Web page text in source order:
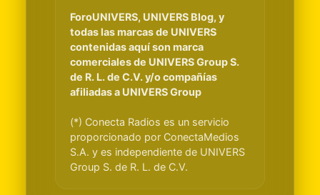
ForoUNIVERS, UNIVERS Blog, y
todas las marcas de UNIVERS
contenidas aquí son marca
comerciales de UNIVERS Group S.
de R. L. de C.V. y/o compañías
afiliadas a UNIVERS Group
(*) Conecta Radios es un servicio
proporcionado por ConectaMedios
S.A. y es independiente de UNIVERS
Group S. de R. L. de C.V.